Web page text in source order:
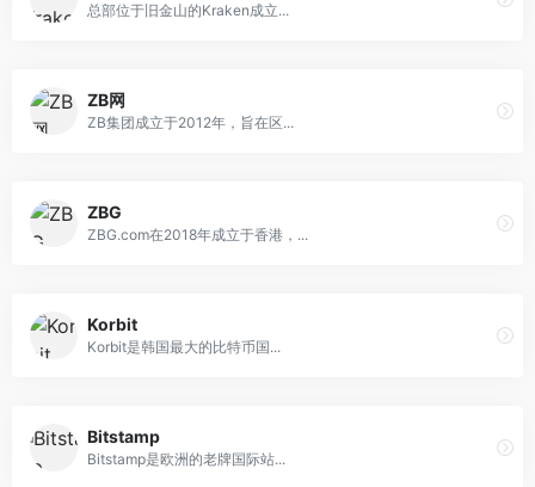
总部位于旧金山的Kraken成立...
ZB网
ZB集团成立于2012年，旨在区...
ZBG
ZBG.com在2018年成立于香港，...
Korbit
Korbit是韩国最大的比特币国...
Bitstamp
Bitstamp是欧洲的老牌国际站...